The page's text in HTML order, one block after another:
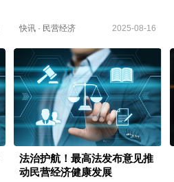
快讯 · 民营经济 2025-08-16
法治护航！最高法发布意见推
动民营经济健康发展